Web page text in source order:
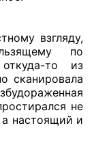
взгляду,
по
то из
сканировала
не
настоящий и